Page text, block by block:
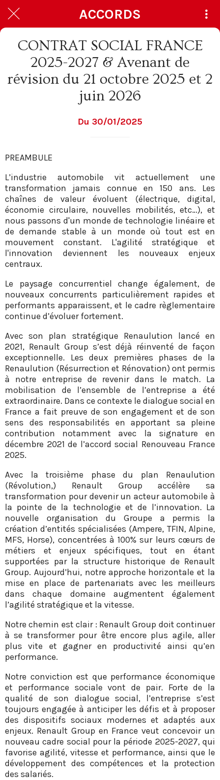
ACCORDS
CONTRAT SOCIAL FRANCE
2025-2027 & Avenant de
révision du 21 octobre 2025 et 2
juin 2026
Du 30/01/2025
PREAMBULE
L’industrie automobile vit actuellement une
transformation jamais connue en 150 ans. Les
chaînes de valeur évoluent (électrique, digital,
économie circulaire, nouvelles mobilités, etc…), et
nous passons d'un monde de technologie linéaire et
de demande stable à un monde où tout est en
mouvement constant. L'agilité stratégique et
l'innovation deviennent les nouveaux enjeux
centraux.
Le paysage concurrentiel change également, de
nouveaux concurrents particulièrement rapides et
performants apparaissent, et le cadre règlementaire
continue d’évoluer fortement.
Avec son plan stratégique Renaulution lancé en
2021, Renault Group s’est déjà réinventé de façon
exceptionnelle. Les deux premières phases de la
Renaulution (Résurrection et Rénovation) ont permis
à notre entreprise de revenir dans le match. La
mobilisation de l’ensemble de l’entreprise a été
extraordinaire. Dans ce contexte le dialogue social en
France a fait preuve de son engagement et de son
sens des responsabilités en apportant sa pleine
contribution notamment avec la signature en
décembre 2021 de l’accord social Renouveau France
2025.
Avec la troisième phase du plan Renaulution
(Révolution,) Renault Group accélère sa
transformation pour devenir un acteur automobile à
la pointe de la technologie et de l’innovation. La
nouvelle organisation du Groupe a permis la
création d’entités spécialisées (Ampere, TFIN, Alpine,
MFS, Horse), concentrées à 100% sur leurs cœurs de
métiers et enjeux spécifiques, tout en étant
supportées par la structure historique de Renault
Group. Aujourd’hui, notre approche horizontale et la
mise en place de partenariats avec les meilleurs
dans chaque domaine augmentent également
l’agilité stratégique et la vitesse.
Notre chemin est clair : Renault Group doit continuer
à se transformer pour être encore plus agile, aller
plus vite et gagner en productivité ainsi qu’en
performance.
Notre conviction est que performance économique
et performance sociale vont de pair. Forte de la
qualité de son dialogue social, l’entreprise s’est
toujours engagée à anticiper les défis et à proposer
des dispositifs sociaux modernes et adaptés aux
enjeux. Renault Group en France veut concevoir un
nouveau cadre social pour la période 2025-2027, qui
favorise agilité, vitesse et performance, ainsi que le
développement des compétences et la protection
des salariés.